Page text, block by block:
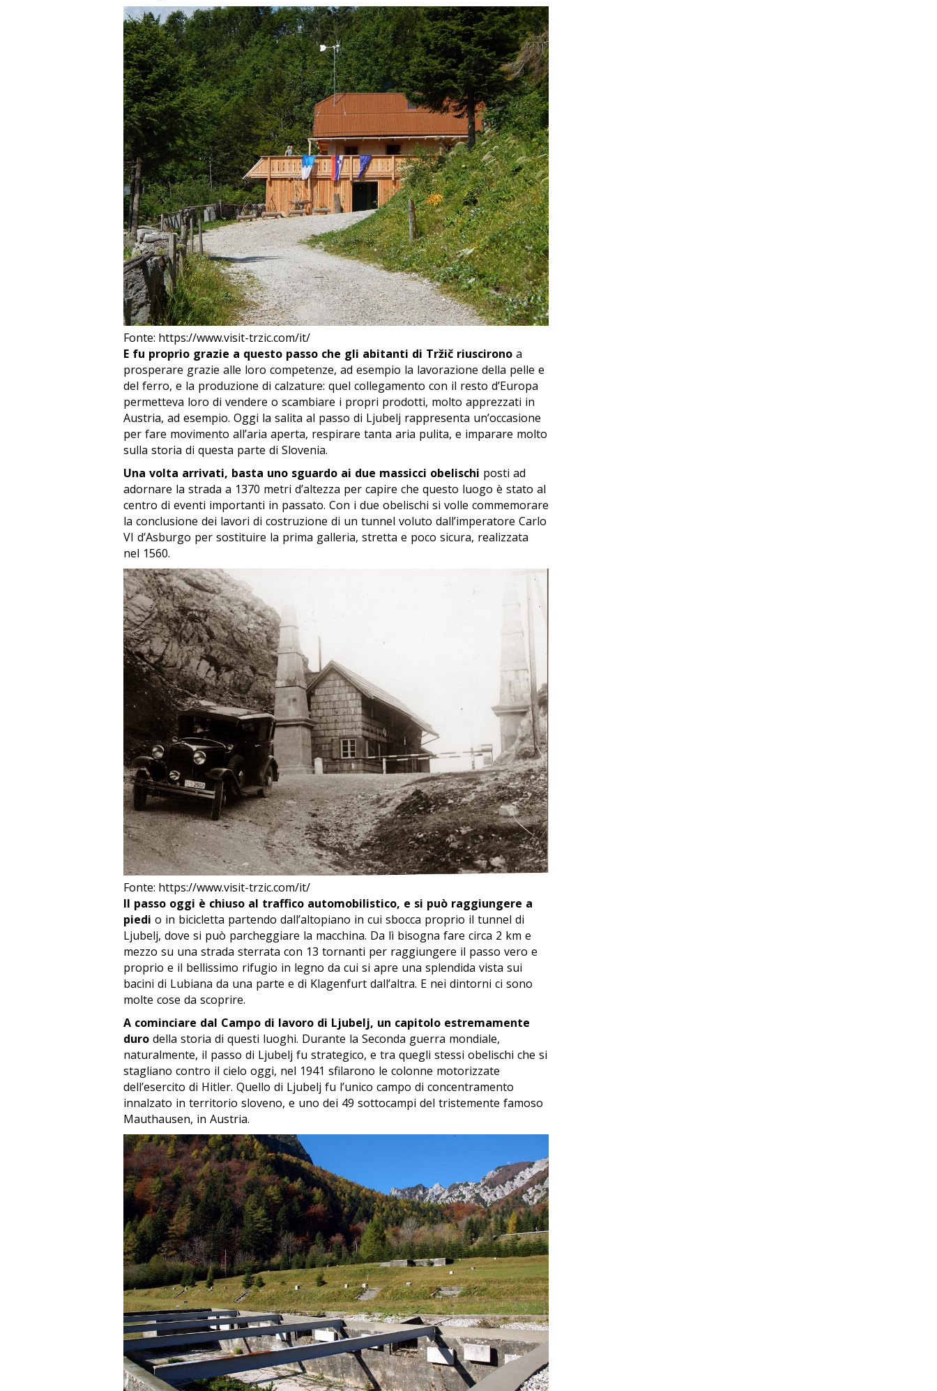
Fonte: https://www.visit-trzic.com/it/
E fu proprio grazie a questo passo che gli abitanti di Tržič riuscirono a
prosperare grazie alle loro competenze, ad esempio la lavorazione della pelle e
del ferro, e la produzione di calzature: quel collegamento con il resto d’Europa
permetteva loro di vendere o scambiare i propri prodotti, molto apprezzati in
Austria, ad esempio. Oggi la salita al passo di Ljubelj rappresenta un’occasione
per fare movimento all’aria aperta, respirare tanta aria pulita, e imparare molto
sulla storia di questa parte di Slovenia.
Una volta arrivati, basta uno sguardo ai due massicci obelischi posti ad
adornare la strada a 1370 metri d’altezza per capire che questo luogo è stato al
centro di eventi importanti in passato. Con i due obelischi si volle commemorare
la conclusione dei lavori di costruzione di un tunnel voluto dall’imperatore Carlo
VI d’Asburgo per sostituire la prima galleria, stretta e poco sicura, realizzata
nel 1560.
Fonte: https://www.visit-trzic.com/it/
Il passo oggi è chiuso al traffico automobilistico, e si può raggiungere a
piedi o in bicicletta partendo dall’altopiano in cui sbocca proprio il tunnel di
Ljubelj, dove si può parcheggiare la macchina. Da lì bisogna fare circa 2 km e
mezzo su una strada sterrata con 13 tornanti per raggiungere il passo vero e
proprio e il bellissimo rifugio in legno da cui si apre una splendida vista sui
bacini di Lubiana da una parte e di Klagenfurt dall’altra. E nei dintorni ci sono
molte cose da scoprire.
A cominciare dal Campo di lavoro di Ljubelj, un capitolo estremamente
duro della storia di questi luoghi. Durante la Seconda guerra mondiale,
naturalmente, il passo di Ljubelj fu strategico, e tra quegli stessi obelischi che si
stagliano contro il cielo oggi, nel 1941 sfilarono le colonne motorizzate
dell’esercito di Hitler. Quello di Ljubelj fu l’unico campo di concentramento
innalzato in territorio sloveno, e uno dei 49 sottocampi del tristemente famoso
Mauthausen, in Austria.